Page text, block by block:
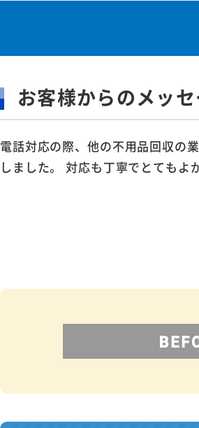
お客様からのメッ
電話対応の際、他の不用品回収の
しました。 対応も丁寧でとてもよ